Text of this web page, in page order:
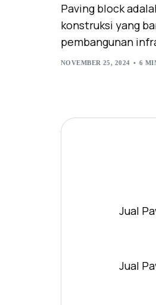
Paving block
konstruksi yang
pembangunan
NOVEMBER 25, 2024 6
Jual
Jual